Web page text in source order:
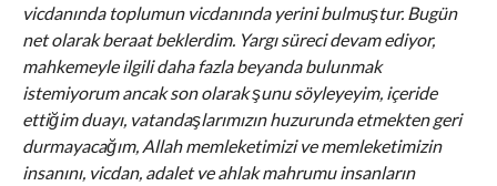
vicdanında toplumun vicdanında yerini bulmuştur. Bugün
net olarak beraat beklerdim. Yargı süreci devam ediyor,
mahkemeyle ilgili daha fazla beyanda bulunmak
istemiyorum ancak son olarak şunu söyleyeyim, içeride
ettiğim duayı, vatandaşlarımızın huzurunda etmekten geri
durmayacağım, Allah memleketimizi ve memleketimizin
insanını, vicdan, adalet ve ahlak mahrumu insanların